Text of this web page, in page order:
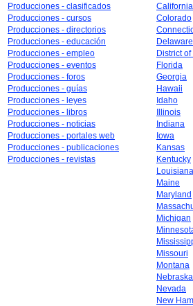
Producciones - clasificados
Producciones - cursos
Producciones - directorios
Producciones - educación
Producciones - empleo
Producciones - eventos
Producciones - foros
Producciones - guías
Producciones - leyes
Producciones - libros
Producciones - noticias
Producciones - portales web
Producciones - publicaciones
Producciones - revistas
California
Colorado
Delaware
District
Florida
Georgia
Hawaii
Idaho
Illinois
Indiana
Iowa
Kansas
Kentucky
Louisiana
Maine
Maryland
Michigan
Missouri
Montana
Nebraska
Nevada
New